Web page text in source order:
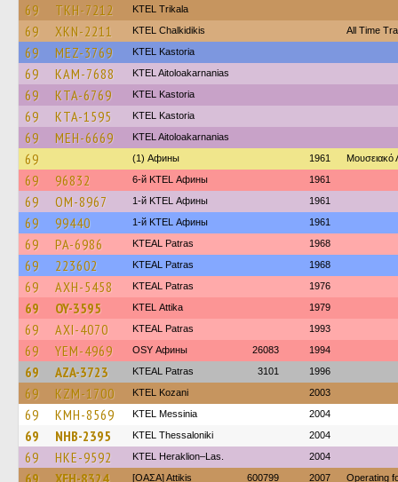
69 TKH-7212 ΚΤΕL Τrikala
69 XKN-2211 ΚΤΕL Chalkidikis All Time
69 MEZ-3769 KTEL Kastoria
69 KAM-7688 KTEL Aitoloakarnanias
69 KTA-6769 KTEL Kastoria
69 KTA-1595 KTEL Kastoria
69 MEH-6669 KTEL Aitoloakarnanias
69 (1) Афины 1961 Μουσειακό
69 96832 6-й KTEL Афины 1961
69 OM-8967 1-й KTEL Афины 1961
69 99440 1-й KTEL Афины 1961
69 PA-6986 KTEAL Patras 1968
69 223602 KTEAL Patras 1968
69 AXH-5458 KTEAL Patras 1976
69 OY-3595 KΤΕL Αttika 1979
69 AXI-4070 KTEAL Patras 1993
69 YEM-4969 OSY Афины 26083 1994
69 AZA-3723 KTEAL Patras 3101 1996
69 KZM-1700 ΚΤΕL Kozani 2003
69 KMH-8569 KTEL Messinia 2004
69 NHB-2395 KTEL Thessaloniki 2004
69 HKE-9592 KTEL Heraklion–Las. 2004
69 XEH-8324 [ΟΑΣΑ] Αttikis 600799 2007 Operating